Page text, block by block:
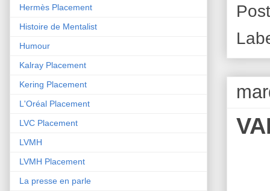
Hermès Placement
Histoire de Mentalist
Humour
Kalray Placement
Kering Placement
L'Oréal Placement
LVC Placement
LVMH
LVMH Placement
La presse en parle